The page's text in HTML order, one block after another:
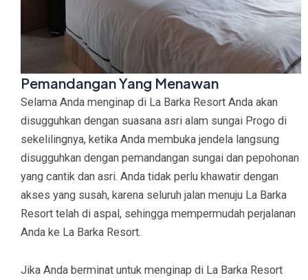
Pemandangan Yang Menawan
Selama Anda menginap di La Barka Resort Anda akan
disugguhkan dengan suasana asri alam sungai Progo di
sekelilingnya, ketika Anda membuka jendela langsung
disugguhkan dengan pemandangan sungai dan pepohonan
yang cantik dan asri. Anda tidak perlu khawatir dengan
akses yang susah, karena seluruh jalan menuju La Barka
Resort telah di aspal, sehingga mempermudah perjalanan
Anda ke La Barka Resort.
Jika Anda berminat untuk menginap di La Barka Resort